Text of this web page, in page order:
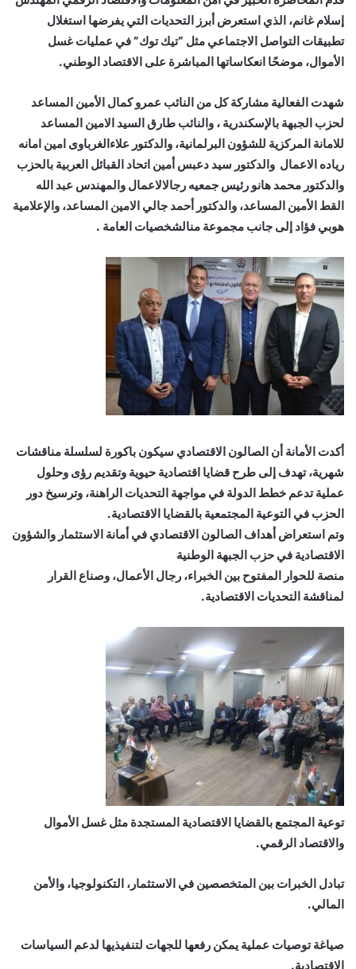
إسلام غانم، الذي استعرض أبرز التحديات التي يفرضها استغلال
تطبيقات التواصل الاجتماعي مثل “تيك توك” في عمليات غسل
الأموال، موضحًا انعكاساتها المباشرة على الاقتصاد الوطني.
شهدت الفعالية مشاركة كل من النائب عمرو كمال الأمين المساعد
لحزب الجبهة بالإسكندرية ، والنائب طارقالسيد الامين المساعد
للامانة المركزية للشؤون البرلمانية، والدكتور علاءالغرباوى امين امانه
رياده الاعمال والدكتور سيد دعبس أمين اتحاد القبائل العربية بالحزب
والدكتور محمد هانو رئيس جمعيه رجالالاعمال والمهندس عبد الله
القط الأمين المساعد، والدكتور أحمد جالي الامين المساعد، والإعلامية
هوبي فؤاد إلى جانب مجموعة منالشخصيات العامة .
أكدت الأمانة أن الصالون الاقتصادي سيكون باكورة لسلسلة مناقشات
شهرية، تهدف إلى طرح قضايا اقتصادية حيوية وتقديم رؤى وحلول
عملية تدعم خطط الدولة في مواجهة التحديات الراهنة، وترسيخ دور
الحزب في التوعية المجتمعية بالقضايا الاقتصادية.
وتم استعراض أهداف الصالون الاقتصادي في أمانة الاستثمار والشؤون
الاقتصادية في حزب الجبهة الوطنية
منصة للحوار المفتوح بين الخبراء، رجال الأعمال، وصناع القرار
لمناقشة التحديات الاقتصادية.
توعية المجتمع بالقضايا الاقتصادية المستجدة مثل غسل الأموال
والاقتصاد الرقمي.
تبادل الخبرات بين المتخصصين في الاستثمار، التكنولوجيا، والأمن
المالي.
صياغة توصيات عملية يمكن رفعها للجهات لتنفيذيها لدعم السياسات
الاقتصادية.